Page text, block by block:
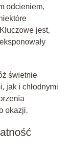
odcieniem,
jest,
świetnie
jak i chłodnymi
okazji.